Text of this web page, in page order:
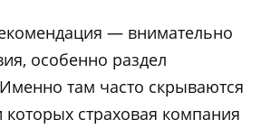
— внимательно
особенно раздел
там часто скрываются
которых страховая компания